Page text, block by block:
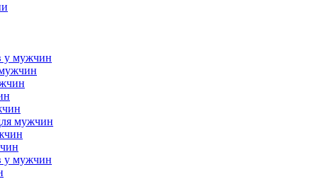
у мужчин
мужчин
у мужчин